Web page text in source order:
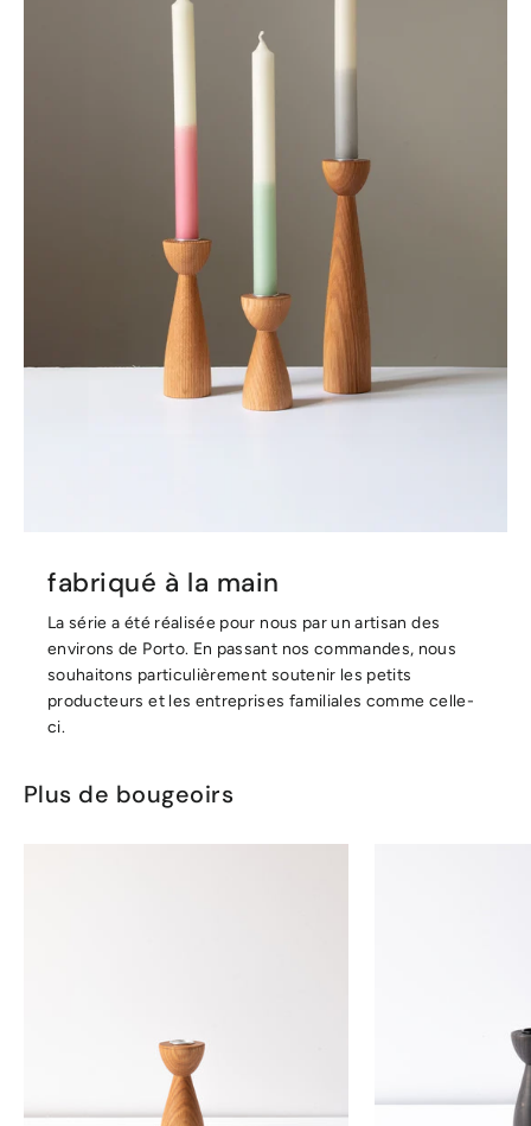
fabriqué à la main
La série a été réalisée pour nous par un artisan des
environs de Porto. En passant nos commandes, nous
souhaitons particulièrement soutenir les petits
producteurs et les entreprises familiales comme celle-
ci.
Plus de bougeoirs